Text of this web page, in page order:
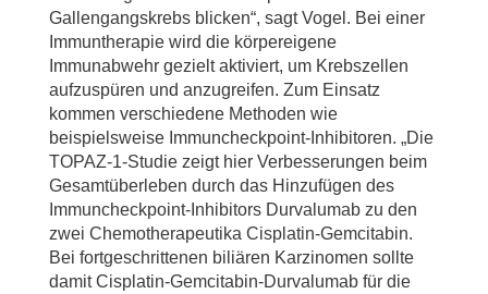
Gallengangskrebs blicken“, sagt Vogel. Bei einer
Immuntherapie wird die körpereigene
Immunabwehr gezielt aktiviert, um Krebszellen
aufzuspüren und anzugreifen. Zum Einsatz
kommen verschiedene Methoden wie
beispielsweise Immuncheckpoint-Inhibitoren. „Die
TOPAZ-1-Studie zeigt hier Verbesserungen beim
Gesamtüberleben durch das Hinzufügen des
Immuncheckpoint-Inhibitors Durvalumab zu den
zwei Chemotherapeutika Cisplatin-Gemcitabin.
Bei fortgeschrittenen biliären Karzinomen sollte
damit Cisplatin-Gemcitabin-Durvalumab für die